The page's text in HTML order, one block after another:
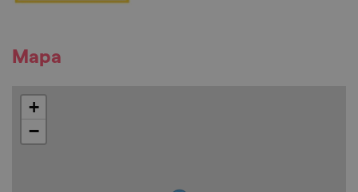
Mapa
+
−